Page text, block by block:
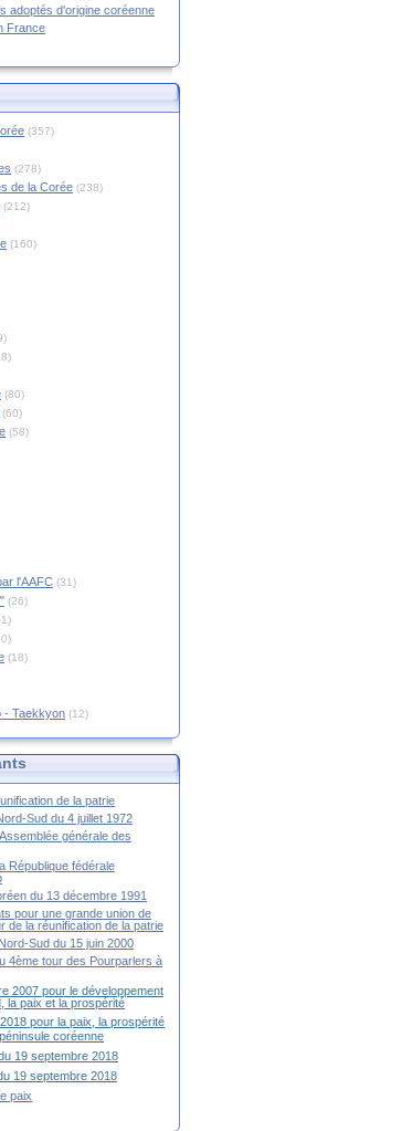
adoptés d'origine coréenne
France
(357)
(278)
de la Corée (238)
(212)
(160)
(80)
(60)
(58)
l'AAFC (31)
(26)
(18)
- Taekkyon (12)
de la patrie
Sud du 4 juillet 1972
générale des
République fédérale
du 13 décembre 1991
pour une grande union de
de la réunification de la patrie
Sud du 15 juin 2000
4ème tour des Pourparlers à
2007 pour le développement
la paix et la prospérité
pour la paix, la prospérité
coréenne
19 septembre 2018
19 septembre 2018
paix